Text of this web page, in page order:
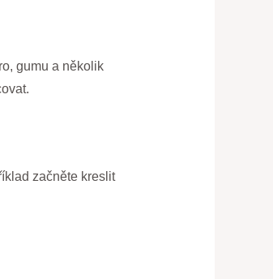
gumu a několik
začněte kreslit